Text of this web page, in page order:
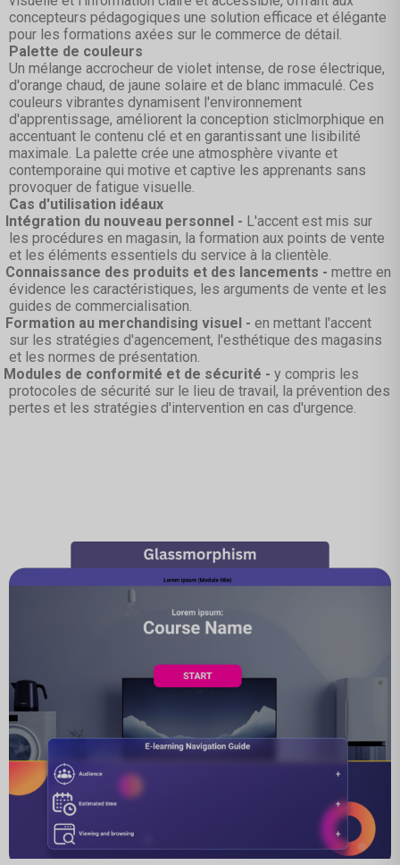
concepteurs pédagogiques une solution efficace et élégante
pour les formations axées sur le commerce de détail.
Palette de couleurs
Un mélange accrocheur de violet intense, de rose électrique,
d'orange chaud, de jaune solaire et de blanc immaculé. Ces
couleurs vibrantes dynamisent l'environnement
d'apprentissage, améliorent la conception sticlmorphique en
accentuant le contenu clé et en garantissant une lisibilité
maximale. La palette crée une atmosphère vivante et
contemporaine qui motive et captive les apprenants sans
provoquer de fatigue visuelle.
Cas d'utilisation idéaux
Intégration du nouveau personnel - L'accent est mis sur
les procédures en magasin, la formation aux points de vente
et les éléments essentiels du service à la clientèle.
Connaissance des produits et des lancements - mettre en
évidence les caractéristiques, les arguments de vente et les
guides de commercialisation.
Formation au merchandising visuel - en mettant l'accent
sur les stratégies d'agencement, l'esthétique des magasins
et les normes de présentation.
Modules de conformité et de sécurité - y compris les
protocoles de sécurité sur le lieu de travail, la prévention des
pertes et les stratégies d'intervention en cas d'urgence.